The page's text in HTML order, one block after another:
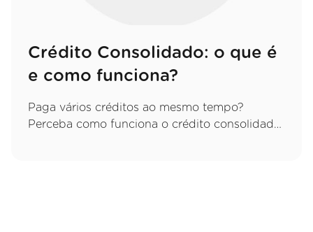
Crédito Consolidado: o que é
e como funciona?
Paga vários créditos ao mesmo tempo?
Perceba como funciona o crédito consolidado,